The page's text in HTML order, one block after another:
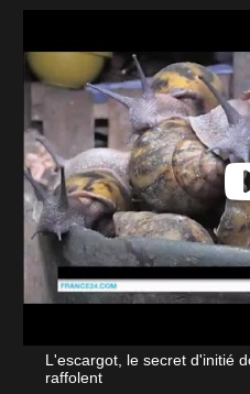
L'escargot, le secret d'initié
raffolent